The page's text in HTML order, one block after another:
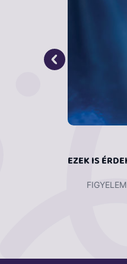
figyelembe
mindig, ha
A csomag
EZEK IS